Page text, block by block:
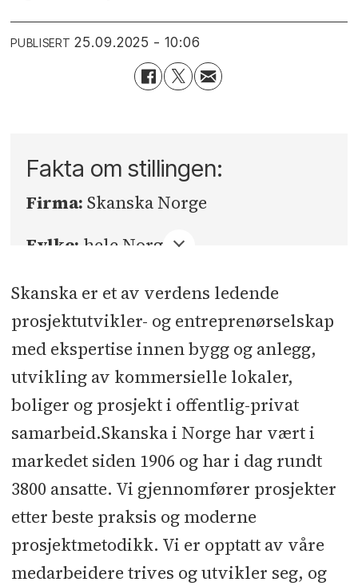
PUBLISERT 25.09.2025 - 10:06
Fakta om stillingen:
Firma: Skanska Norge
Fylke: hele Norge
Sted:prosjektbasert
Søknadsfrist:19.10.2025
Skanska er et av verdens ledende
prosjektutvikler- og entreprenørselskap
med ekspertise innen bygg og anlegg,
utvikling av kommersielle lokaler,
boliger og prosjekt i offentlig-privat
samarbeid.Skanska i Norge har vært i
markedet siden 1906 og har i dag rundt
3800 ansatte. Vi gjennomfører prosjekter
etter beste praksis og moderne
prosjektmetodikk. Vi er opptatt av våre
medarbeidere trives og utvikler seg, og